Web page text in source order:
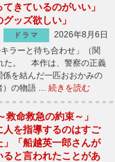
きているのがいい」
グッズ欲しい」
ドラマ
2026年8月6日
ラーと待ち合わせ」（関
た。 本作は、警察の正義
を結んだ一匹おおかみの
）の物語 … 続きを読む
救命救急の約束～」
人を指導するのはすご
」「船越英一郎さんが
ると言われたことがあ